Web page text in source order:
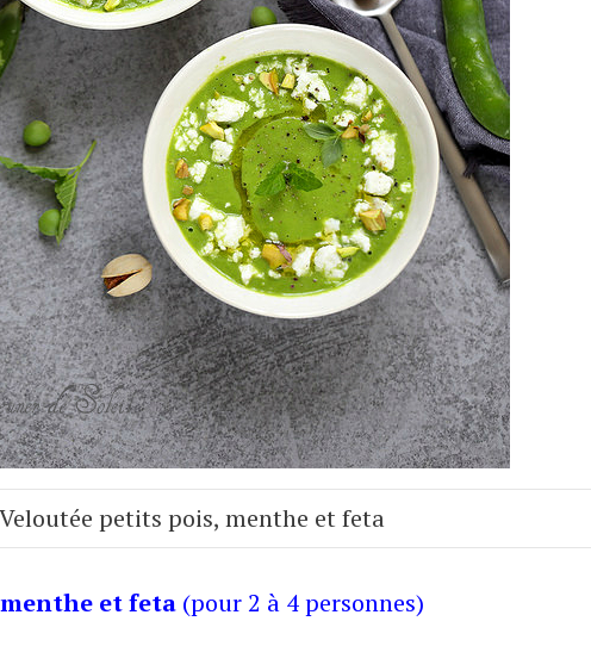
Veloutée petits pois, menthe et feta
et feta (pour 2 à 4 personnes)